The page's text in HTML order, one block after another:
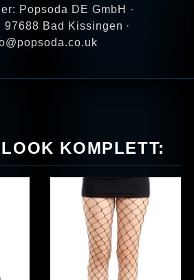
Popsoda DE GmbH ·
97688 Bad Kissingen ·
KOMPLETT: